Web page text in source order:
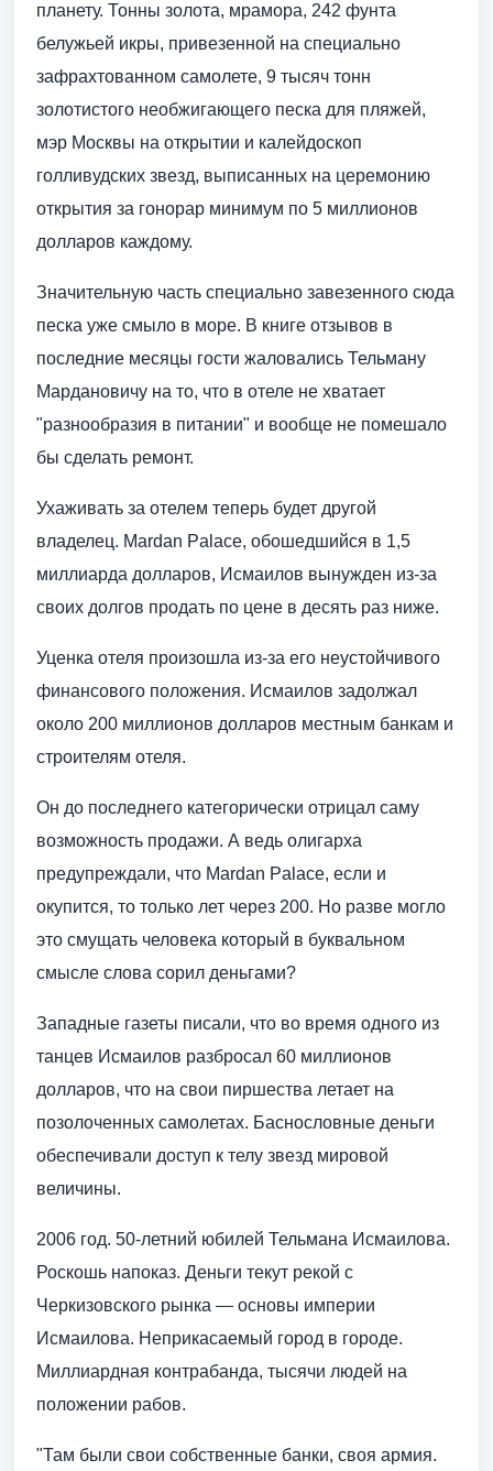
планету. Тонны золота, мрамора, 242 фунта
белужьей икры, привезенной на специально
зафрахтованном самолете, 9 тысяч тонн
золотистого необжигающего песка для пляжей,
мэр Москвы на открытии и калейдоскоп
голливудских звезд, выписанных на церемонию
открытия за гонорар минимум по 5 миллионов
долларов каждому.
Значительную часть специально завезенного сюда
песка уже смыло в море. В книге отзывов в
последние месяцы гости жаловались Тельману
Мардановичу на то, что в отеле не хватает
"разнообразия в питании" и вообще не помешало
бы сделать ремонт.
Ухаживать за отелем теперь будет другой
владелец. Mardan Palace, обошедшийся в 1,5
миллиарда долларов, Исмаилов вынужден из-за
своих долгов продать по цене в десять раз ниже.
Уценка отеля произошла из-за его неустойчивого
финансового положения. Исмаилов задолжал
около 200 миллионов долларов местным банкам и
строителям отеля.
Он до последнего категорически отрицал саму
возможность продажи. А ведь олигарха
предупреждали, что Mardan Palace, если и
окупится, то только лет через 200. Но разве могло
это смущать человека который в буквальном
смысле слова сорил деньгами?
Западные газеты писали, что во время одного из
танцев Исмаилов разбросал 60 миллионов
долларов, что на свои пиршества летает на
позолоченных самолетах. Баснословные деньги
обеспечивали доступ к телу звезд мировой
величины.
2006 год. 50-летний юбилей Тельмана Исмаилова.
Роскошь напоказ. Деньги текут рекой с
Черкизовского рынка — основы империи
Исмаилова. Неприкасаемый город в городе.
Миллиардная контрабанда, тысячи людей на
положении рабов.
"Там были свои собственные банки, своя армия.